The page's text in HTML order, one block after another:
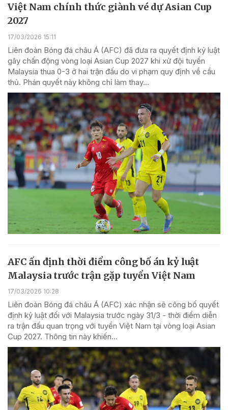
Việt Nam chính thức giành vé dự Asian Cup
2027
17/03/2026 15:11
Liên đoàn Bóng đá châu Á (AFC) đã đưa ra quyết định kỷ luật
gây chấn động vòng loại Asian Cup 2027 khi xử đội tuyển
Malaysia thua 0-3 ở hai trận đấu do vi phạm quy định về cầu
thủ. Phán quyết này không chỉ làm thay...
AFC ấn định thời điểm công bố án kỷ luật
Malaysia trước trận gặp tuyển Việt Nam
17/03/2026 10:28
Liên đoàn Bóng đá châu Á (AFC) xác nhận sẽ công bố quyết
định kỷ luật đối với Malaysia trước ngày 31/3 - thời điểm diễn
ra trận đấu quan trọng với tuyển Việt Nam tại vòng loại Asian
Cup 2027. Thông tin này khiến...